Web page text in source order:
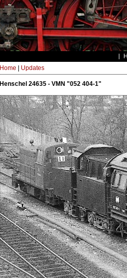
Home Updates
Henschel 24635 - VMN "052 404-1"